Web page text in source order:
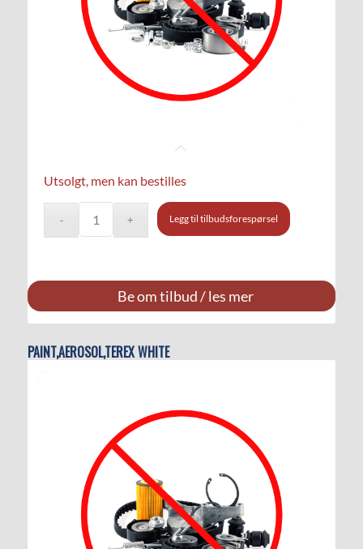
Utsolgt, men kan bestilles
Legg til tilbudsforespørsel
Be om tilbud / les mer
PAINT,AEROSOL,TEREX WHITE